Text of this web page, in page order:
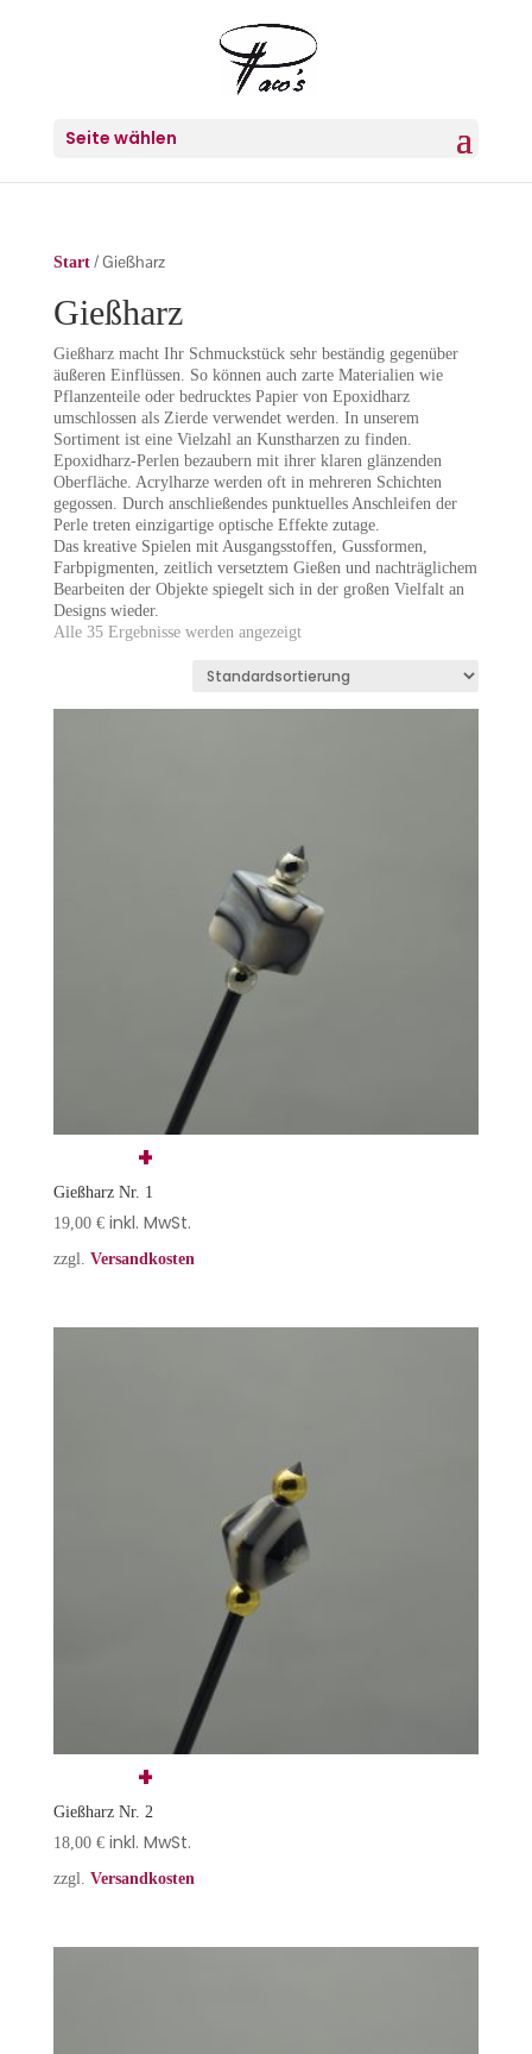
Seite wählen
Start/ Gießharz
Gießharz
Gießharz macht Ihr Schmuckstück sehr beständig gegenüber
äußeren Einflüssen. So können auch zarte Materialien wie
Pflanzenteile oder bedrucktes Papier von Epoxidharz
umschlossen als Zierde verwendet werden. In unserem
Sortiment ist eine Vielzahl an Kunstharzen zu finden.
Epoxidharz-Perlen bezaubern mit ihrer klaren glänzenden
Oberfläche. Acrylharze werden oft in mehreren Schichten
gegossen. Durch anschließendes punktuelles Anschleifen der
Perle treten einzigartige optische Effekte zutage.
Das kreative Spielen mit Ausgangsstoffen, Gussformen,
Farbpigmenten, zeitlich versetztem Gießen und nachträglichem
Bearbeiten der Objekte spiegelt sich in der großen Vielfalt an
Designs wieder.
Alle 35 Ergebnisse werden angezeigt
Gießharz Nr. 1
19,00 € inkl. MwSt.
zzgl. Versandkosten
Gießharz Nr. 2
18,00 € inkl. MwSt.
zzgl. Versandkosten